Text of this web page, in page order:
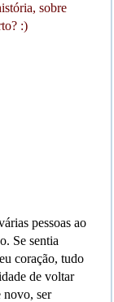
sobre
:)
pessoas ao
Se sentia
coração, tudo
de voltar
novo, ser